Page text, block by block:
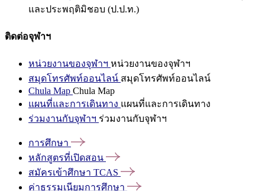
และประพฤติมิชอบ (ป.ป.ท.)
ติดต่อจุฬาฯ
หน่วยงานของจุฬาฯ หน่วยงานของจุฬาฯ
สมุดโทรศัพท์ออนไลน์ สมุดโทรศัพท์ออนไลน์
Chula Map Chula Map
แผนที่และการเดินทาง แผนที่และการเดินทาง
ร่วมงานกับจุฬาฯ ร่วมงานกับจุฬาฯ
การศึกษา
หลักสูตรที่เปิดสอน
สมัครเข้าศึกษา TCAS
ค่าธรรมเนียมการศึกษา